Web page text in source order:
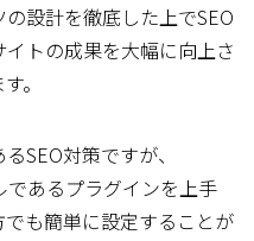
設計を徹底した上でSEO
トの成果を大幅に向上さ
。
SEO対策ですが、
あるプラグインを上手
も簡単に設定することが